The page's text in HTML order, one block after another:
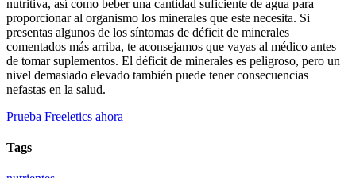
nutritiva, así como beber una cantidad suficiente de agua para
proporcionar al organismo los minerales que este necesita. Si
presentas algunos de los síntomas de déficit de minerales
comentados más arriba, te aconsejamos que vayas al médico antes
de tomar suplementos. El déficit de minerales es peligroso, pero un
nivel demasiado elevado también puede tener consecuencias
nefastas en la salud.
Prueba Freeletics ahora
Tags